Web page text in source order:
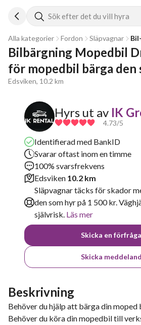
Sök efter det du vill hyra
Alla kategorier Fordon Släpvagnar
Bilbärgning Mopedbil
för mopedbil bärga den
Edsviken, 10.2 km
Hyrs ut av IK
4.73/5
Identifierad med BankID
Svarar oftast inom en timme
100% svarsfrekvens
Edsviken 10.2 km
Släpvagnar täcks för skador
den som hyr på 1 500 kr.
självrisk. Läs mer
Skicka en
Skicka
Beskrivning
Behöver du hjälp att bärga din
Behöver du köra din mopedbil till